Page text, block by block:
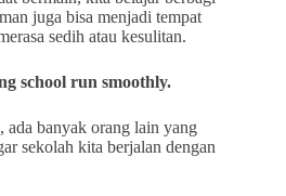
juga bisa menjadi tempat
sedih atau kesulitan.
school run smoothly.
ada banyak orang lain yang
sekolah kita berjalan dengan